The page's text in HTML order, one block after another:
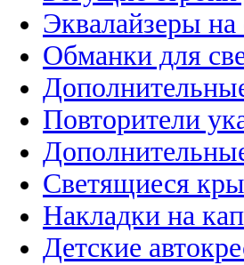
Эквалайзеры на
Обманки для
Повторители
Светящиеся
Накладки на
Детские